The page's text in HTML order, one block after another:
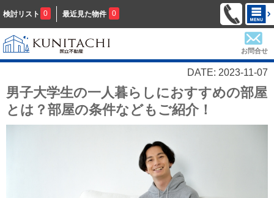
検討リスト 0 最近見た物件 0
お問合せ
DATE: 2023-11-07
男子大学生の一人暮らしにおすすめの部屋
とは？部屋の条件などもご紹介！